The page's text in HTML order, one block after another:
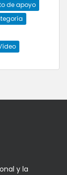
de apoyo
y la